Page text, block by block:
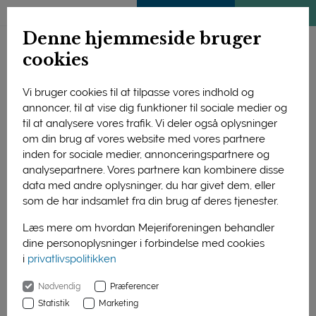
Denne hjemmeside bruger
cookies
Vi bruger cookies til at tilpasse vores indhold og
annoncer, til at vise dig funktioner til sociale medier og
til at analysere vores trafik. Vi deler også oplysninger
om din brug af vores website med vores partnere
inden for sociale medier, annonceringspartnere og
analysepartnere. Vores partnere kan kombinere disse
data med andre oplysninger, du har givet dem, eller
som de har indsamlet fra din brug af deres tjenester.
Læs mere om hvordan Mejeriforeningen behandler
dine personoplysninger i forbindelse med cookies
i privatlivspolitikken
Nødvendig
Præferencer
Statistik
Marketing
Steen Nørgaard Madsen: "Uanset hvad, så må ingen være i
tvivl om, at vi i mejeribruget har en fast ambition om at gøre en